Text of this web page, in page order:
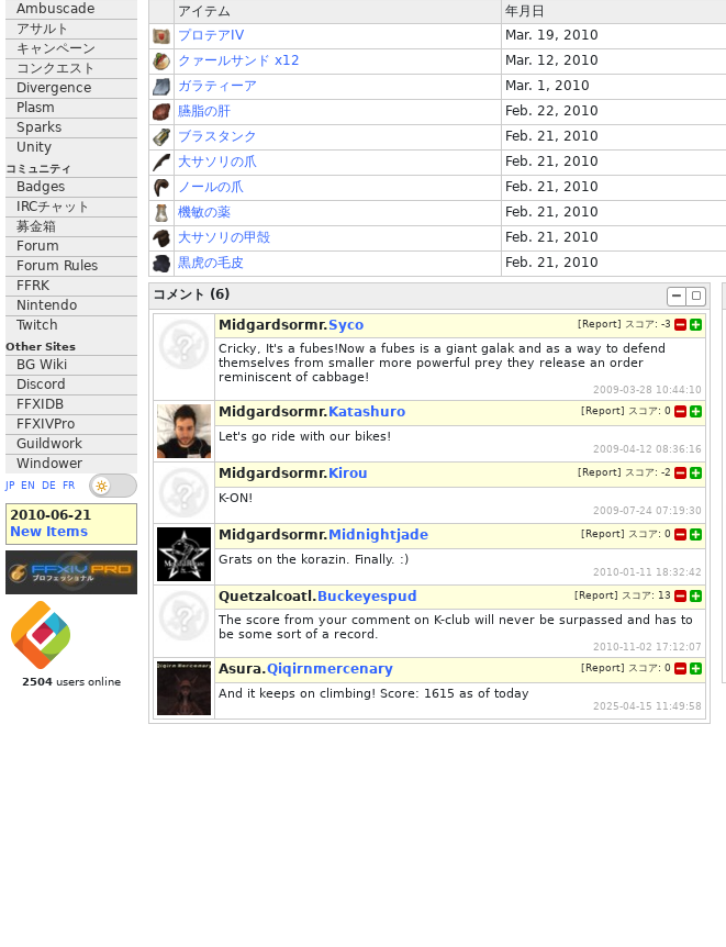
Ambuscade
アサルト
キャンペーン
コンクエスト
Divergence
Plasm
Sparks
Unity
コミュニティ
Badges
IRCチャット
募金箱
Forum
Forum Rules
FFRK
Nintendo
Twitch
Other Sites
BG Wiki
Discord
FFXIDB
FFXIVPro
Guildwork
Windower
JP EN DE FR
2010-06-21
New Items
2504 users online
アイテム
年月日
プロテアIV
Mar. 19, 2010
クァールサンド x12
Mar. 12, 2010
ガラティーア
Mar. 1, 2010
臙脂の肝
Feb. 22, 2010
ブラスタンク
Feb. 21, 2010
大サソリの爪
Feb. 21, 2010
ノールの爪
Feb. 21, 2010
機敏の薬
Feb. 21, 2010
大サソリの甲殻
Feb. 21, 2010
黒虎の毛皮
Feb. 21, 2010
コメント (6)
Midgardsormr.Syco [ Report] スコア: -3
Cricky, It's a fubes!Now a fubes is a giant galak and as a way to defend
themselves from smaller more powerful prey they release an order
reminiscent of cabbage!
2009-03-28 10:44:10
Midgardsormr. Katashuro [ Report] スコア: 0
Let's go ride with our bikes!
2009-04-12 08:36:16
Midgardsormr. Kirou [ Report] スコア: -2
K-ON!
2009-07-24 07:19:30
Midgardsormr. Midnightjade [ Report] スコア: 0
Grats on the korazin. Finally. :)
2010-01-11 18:32:42
Quetzalcoatl. Buckeyespud [ Report] スコア: 13
The score from your comment on K-club will never be surpassed and has to
be some sort of a record.
2010-11-02 17:12:07
Asura.Qiqirnmercenary [ Report] スコア: 0
And it keeps on climbing! Score: 1615 as of today
2025-04-15 11:49:58